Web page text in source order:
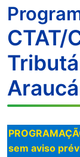
CTAT/
sem aviso